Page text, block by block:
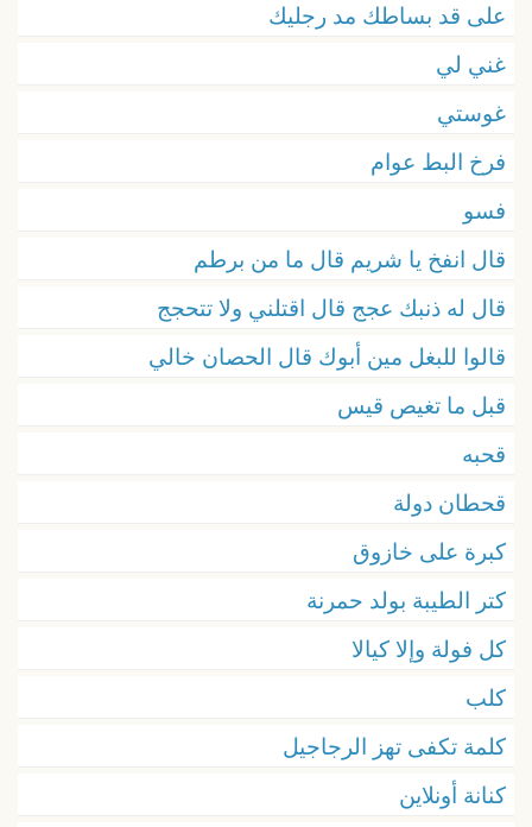
على قد بساطك مد رجليك
غني لي
غوستي
فرخ البط عوام
فسو
قال انفخ يا شريم قال ما من برطم
قال له ذنبك عجج قال اقتلني ولا تتحجج
قالوا للبغل مين أبوك قال الحصان خالي
قبل ما تغيص قيس
قحبه
قحطان دولة
كبرة على خازوق
كتر الطيبة بولد حمرنة
كل فولة وإلا كيالا
كلب
كلمة تكفى تهز الرجاجيل
كنانة أونلاين